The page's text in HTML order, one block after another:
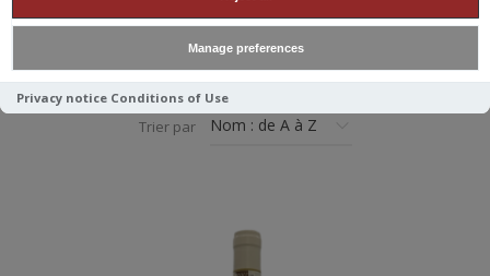
Manage preferences
Privacy notice Conditions of Use
ITALIE
Trier par